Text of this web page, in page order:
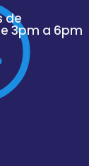
de
3pm a 6pm